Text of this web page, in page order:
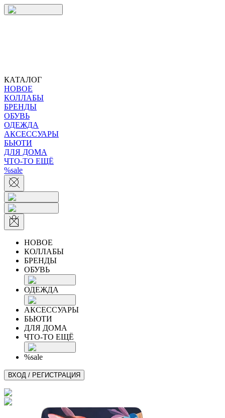
КАТАЛОГ
НОВОЕ
КОЛЛАБЫ
БРЕНДЫ
ОБУВЬ
ОДЕЖДА
АКСЕССУАРЫ
БЬЮТИ
ДЛЯ ДОМА
ЧТО-ТО ЕЩЁ
%sale
НОВОЕ
КОЛЛАБЫ
БРЕНДЫ
ОБУВЬ
ОДЕЖДА
АКСЕССУАРЫ
БЬЮТИ
ДЛЯ ДОМА
ЧТО-ТО ЕЩЁ
%sale
ВХОД / РЕГИСТРАЦИЯ